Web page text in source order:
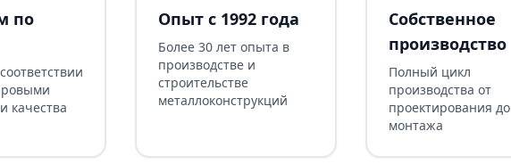
по
качества
Опыт с 1992 года
Более 30 лет опыта в
производстве и
строительстве
металлоконструкций
Собственное
производство
Полный цикл
производства от
проектирования до
монтажа